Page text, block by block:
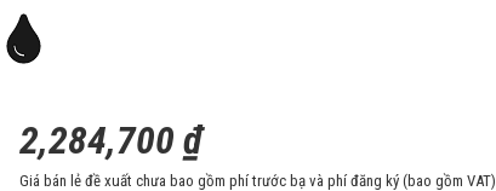
2,284,700 ₫
Giá bán lẻ đề xuất chưa bao gồm phí trước bạ và phí đăng ký (bao gồm VAT)